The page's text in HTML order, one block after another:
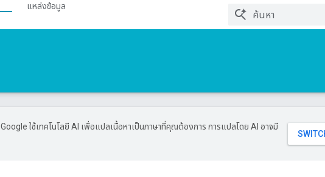
แหล่งข้อมูล
Google ใช้เทคโนโลยี AI เพื่อแปลเนื้อหาเป็นภาษาที่คุณต้องการ การแปลโดย AI อาจมี